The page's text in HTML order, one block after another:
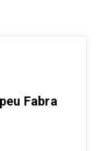
Fabra